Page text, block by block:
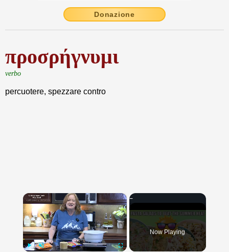
Donazione
προσρήγνυμι
verbo
percuotere, spezzare contro
×
Now Playing